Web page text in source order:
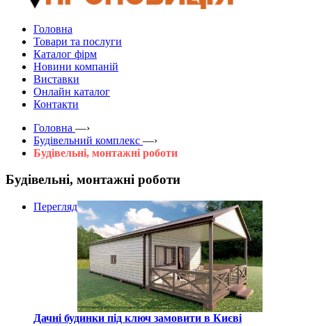
Головна
Товари та послуги
Каталог фірм
Новини компаній
Виставки
Онлайн каталог
Контакти
Головна —›
Будівельний комплекс —›
Будівельні, монтажні роботи
Будівельні, монтажні роботи
Перегляд
Дачні будинки під ключ замовити в Києві